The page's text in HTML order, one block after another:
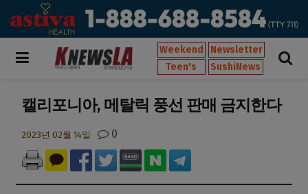
Weekend
Newsletter
Teen's
SushiNews
캘리포니아, 메탈릭 풍선 판매 금지한다
2023년 02월 14일 0